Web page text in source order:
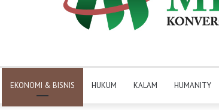
EKONOMI & BISNIS HUKUM KALAM HUMANITY